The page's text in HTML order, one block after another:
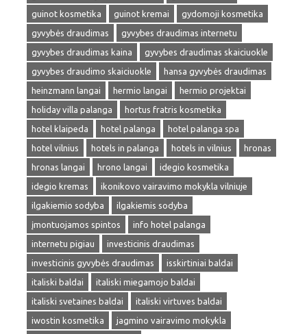
guinot kosmetika
guinot kremai
gydomoji kosmetika
gyvybės draudimas
gyvybes draudimas internetu
gyvybes draudimas kaina
gyvybes draudimas skaiciuokle
gyvybes draudimo skaiciuokle
hansa gyvybės draudimas
heinzmann langai
hermio langai
hermio projektai
holiday villa palanga
hortus fratris kosmetika
hotel klaipeda
hotel palanga
hotel palanga spa
hotel vilnius
hotels in palanga hotels in vilnius
hronas
hronas langai
hrono langai
idegio kosmetika
idegio kremas
ikonikovo vairavimo mokykla vilniuje
ilgakiemio sodyba
ilgakiemis sodyba
įmontuojamos spintos
info hotel palanga
internetu pigiau
investicinis draudimas
investicinis gyvybės draudimas
isskirtiniai baldai
italiski baldai
italiski miegamojo baldai
italiski svetaines baldai
italiski virtuves baldai
iwostin kosmetika
jagmino vairavimo mokykla